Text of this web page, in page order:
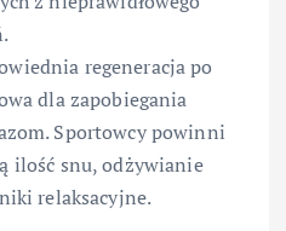
regeneracja po
dla zapobiegania
Sportowcy powinni
ilość snu, odżywianie
relaksacyjne.